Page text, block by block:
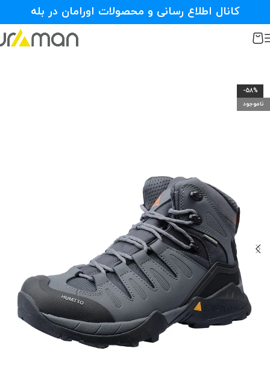
-58%
ناموجود
کانال اطلاع رسانی و محصولات اورامان در بله